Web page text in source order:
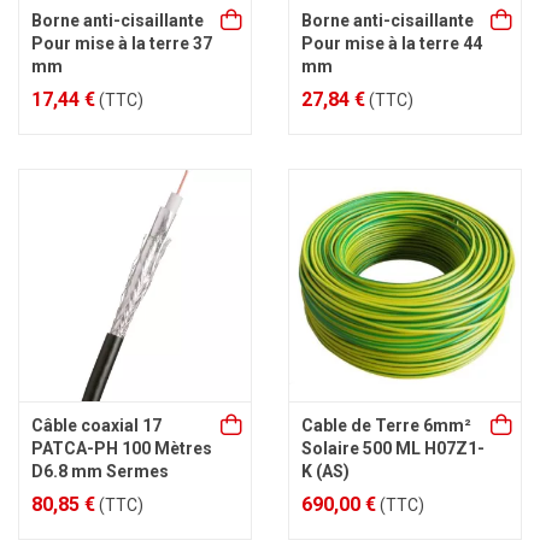
Borne anti-cisaillante
Pour mise à la terre 37
mm
17,44 €(TTC)
Borne anti-cisaillante
Pour mise à la terre 44
mm
27,84 €(TTC)
Câble coaxial 17
PATCA-PH 100 Mètres
D6.8 mm Sermes
80,85 €(TTC)
Cable de Terre 6mm²
Solaire 500 ML H07Z1-
K (AS)
690,00 €(TTC)